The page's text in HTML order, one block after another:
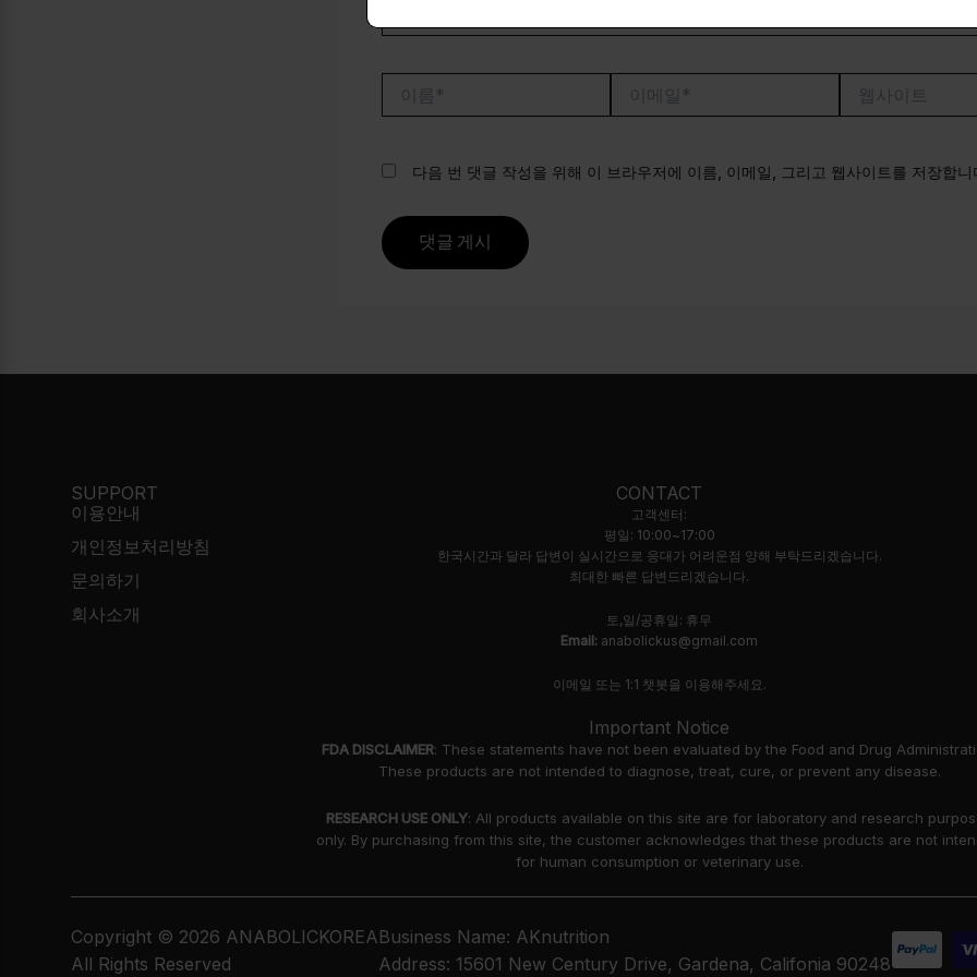
다음 번 댓글 작성을 위해 이 브라우저에 이름, 이메일, 그리고 웹사이트를 저장합니
SUPPORT
이용안내
개인정보처리방침
문의하기
회사소개
CONTACT
고객센터:
평일: 10:00~17:00
한국시간과 달라 답변이 실시간으로 응대가 어려운점 양해 부탁드리겠습니다.
최대한 빠른 답변드리겠습니다.
토,일/공휴일: 휴무
Email: anabolickus@gmail.com
이메일 또는 1:1 챗봇을 이용해주세요.
Important Notice
FDA DISCLAIMER: These statements have not been evaluated by the Food and Drug
These products are not intended to diagnose, treat, cure, or prevent any disease.
RESEARCH USE ONLY: All products available on this site are for laboratory and research
only. By purchasing from this site, the customer acknowledges that these products are not
for human consumption or veterinary use.
Copyright © 2026 ANABOLICKOREA
All Rights Reserved
Business Name: AKnutrition
Address: 15601 New Century Drive, Gardena, Califonia 90248